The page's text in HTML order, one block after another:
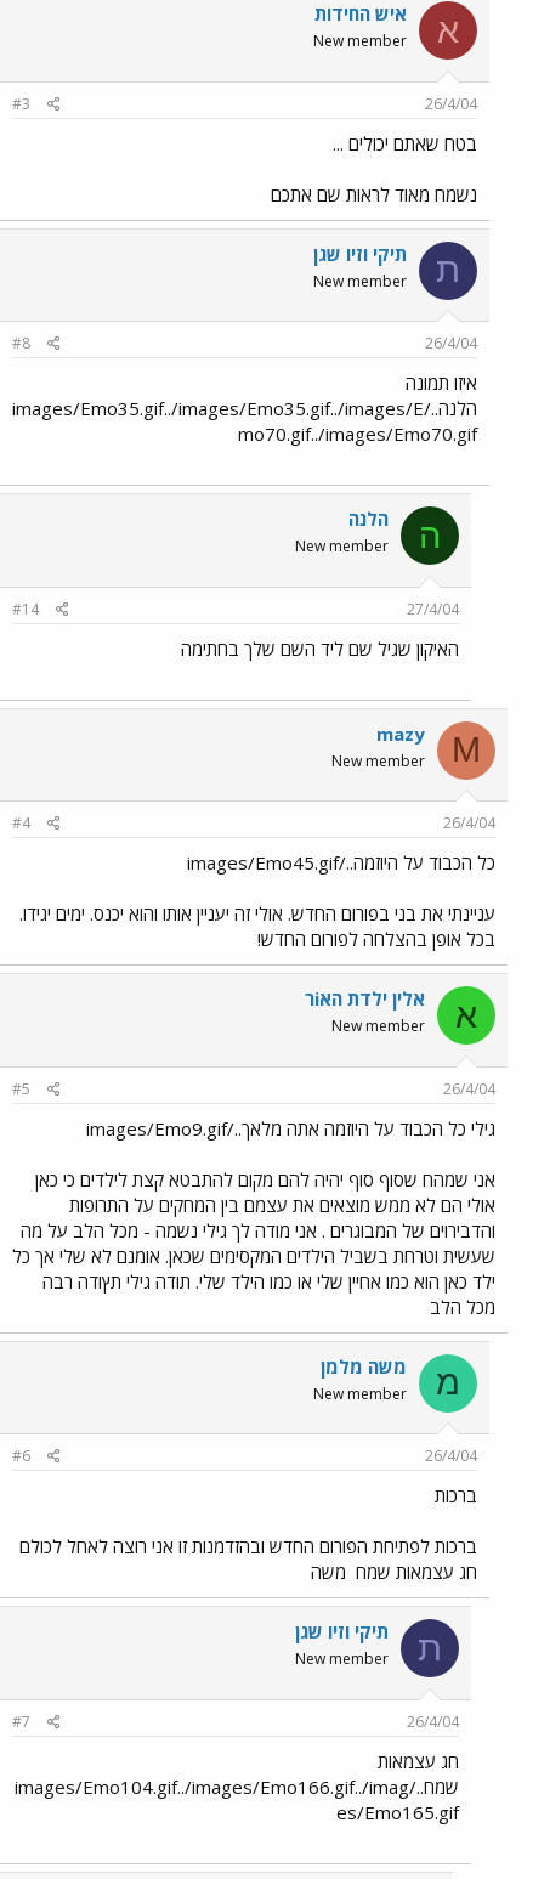
א איש החידות
New member
26/4/04
#3
בטח שאתם יכולים ...
נשמח מאוד לראות שם אתכם
ת תיקי וזיו שגן
New member
26/4/04
#8
איזו תמונה
הלנה../images/Emo35.gif../images/Emo35.gif../images/E
mo70.gif../images/Emo70.gif
ה הלנה
New member
27/4/04
#14
האיקון שגיל שם ליד השם שלך בחתימה
M
mazy
New member
26/4/04
#4
כל הכבוד על היוזמה../images/Emo45.gif
עניינתי את בני בפורום החדש. אולי זה יעניין אותו והוא יכנס. ימים יגידו.
בכל אופן בהצלחה לפורום החדש!
א אלין ילדת האiר
New member
26/4/04
#5
גילי כל הכבוד על היוזמה אתה מלאך../images/Emo9.gif
אני שמהח שסוף סוף יהיה להם מקום להתבטא קצת לילדים כי כאן
אולי הם לא ממש מוצאים את עצמם בין המחקים על התרופות
והדבירוים של המבוגרים . אני מודה לך גילי נשמה - מכל הלב על מה
שעשית וטרחת בשביל הילדים המקסימים שכאן. אומנם לא שלי אך כל
ילד כאן הוא כמו אחיין שלי או כמו הילד שלי. תודה גילי תץודה רבה
מכל הלב
מ משה מלמן
New member
26/4/04
#6
ברכות
ברכות לפתיחת הפורום החדש ובהזדמנות זו אני רוצה לאחל לכולם
חג עצמאות שמח משה
ת תיקי וזיו שגן
New member
26/4/04
#7
חג עצמאות
שמח../images/Emo104.gif../images/Emo166.gif../imag
es/Emo165.gif